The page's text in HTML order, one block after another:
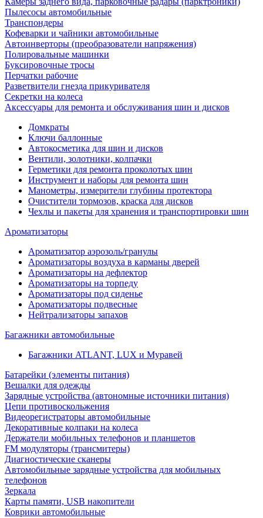
Пылесосы автомобильные
Транспондеры
Кофеварки и чайники автомобильные
Автоинверторы (преобразователи напряжения)
Полировальные машинки
Буксировочные тросы
Перчатки рабочие
Разветвители гнезда прикуривателя
Секретки на колеса
Аксессуары для ремонта и обслуживания ‎шин и дисков
Домкраты
Ключи баллонные
Автокосметика для шин и дисков
Вентили, золотники, колпачки
Герметики для ремонта проколотых шин
Инструмент и наборы для ремонта шин
Манометры, измерители глубины протектора
Очистители тормозов, краска для дисков
Чехлы и пакеты для хранения и транспортировки шин
Ароматизаторы
Ароматизатор аэрозоль/гранулы
Ароматизаторы воздуха в карманы дверей
Ароматизаторы на дефлектор
Ароматизаторы на торпеду
Ароматизаторы под сиденье
Ароматизаторы подвесные
Нейтрализаторы запахов
Багажники автомобильные
Багажники ATLANT, LUX и Муравей
Батарейки (элементы питания)
Вешалки для одежды
Зарядные устройства (автономные источники питания)
Цепи противоскольжения
Видеорегистраторы автомобильные
Декоративные колпаки на колеса
Держатели мобильных телефонов и планшетов
FM модуляторы (трансмитеры)
Диагностические сканеры
Автомобильные зарядные устройства для мобильных
телефонов
Зеркала
Карты памяти, USB накопители
Коврики автомобильные